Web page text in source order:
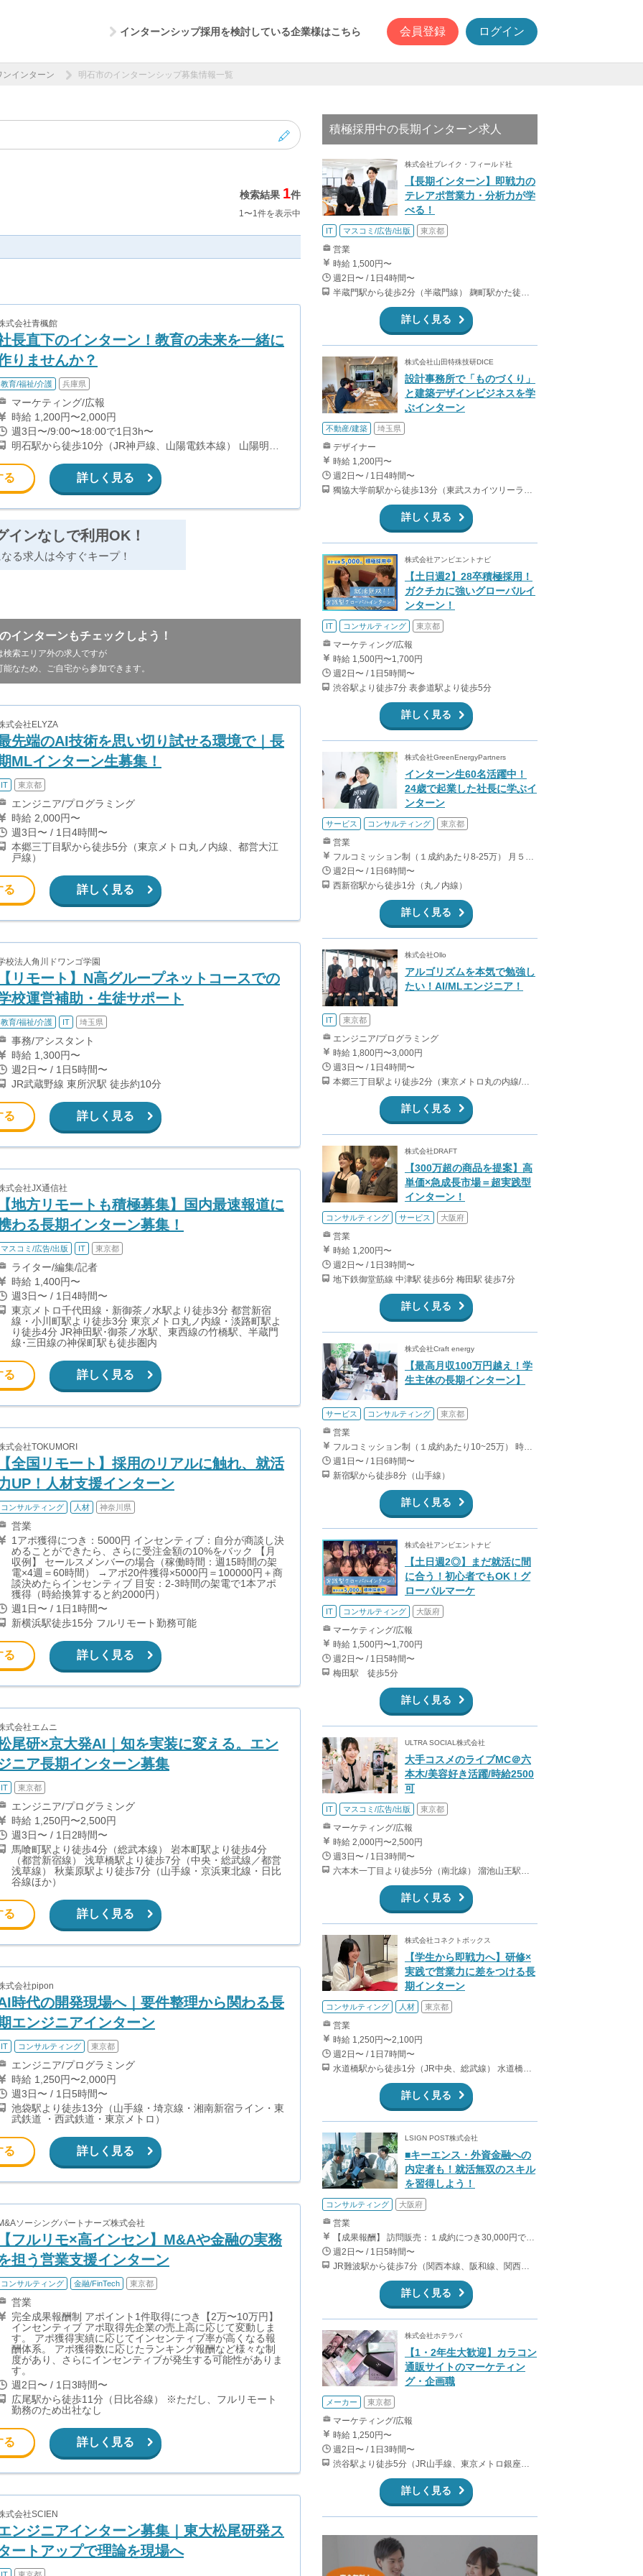
インターンシップ採用を検討している企業様はこちら 会員登録 ログイン
インターン 明石市のインターンシップ募集情報一覧
検索結果 1件
1〜1件を表示中
式会社青楓館
長直下のインターン！教育の未来を一緒に
りませんか？
教育/福祉/介護 兵庫県
マーケティング/広報
時給 1,200円〜2,000円
週3日〜/9:00〜18:00で1日3h〜
明石駅から徒歩10分（JR神戸線、山陽電鉄本線） 山陽明石
陽電鉄本線）
る 詳しく見る
インなしで利用OK！
る求人は今すぐキープ！
インターンもチェックしよう！
検索エリア外の求人ですが
なため、ご自宅から参加できます。
式会社ELYZA
先端のAI技術を思い切り試せる環境で｜長
MLインターン生募集！
IT 東京都
エンジニア/プログラミング
時給 2,000円〜
週3日〜 / 1日4時間〜
本郷三丁目駅から徒歩5分（東京メトロ丸ノ内線、都営大江
戸線）
る 詳しく見る
校法人角川ドワンゴ学園
リモート】N高グループネットコースでの
校運営補助・生徒サポート
教育/福祉/介護 IT 埼玉県
事務/アシスタント
時給 1,300円〜
週2日〜 / 1日5時間〜
JR武蔵野線 東所沢駅 徒歩約10分
る 詳しく見る
式会社JX通信社
地方リモートも積極募集】国内最速報道に
わる長期インターン募集！
マスコミ/広告/出版 IT 東京都
ライター/編集/記者
時給 1,400円〜
週3日〜 / 1日4時間〜
東京メトロ千代田線・新御茶ノ水駅より徒歩3分 都営新宿
線・小川町駅より徒歩3分 東京メトロ丸ノ内線・淡路町駅よ
り徒歩4分 JR神田駅･御茶ノ水駅、東西線の竹橋駅、半蔵門
線･三田線の神保町駅も徒歩圏内
る 詳しく見る
式会社TOKUMORI
全国リモート】採用のリアルに触れ、就活
UP！人材支援インターン
コンサルティング 人材 神奈川県
営業
1アポ獲得につき：5000円 インセンティブ：自分が商談し決
めることができたら、さらに受注金額の10%をバック 【月
収例】 セールスメンバーの場合（稼働時間：週15時間の架
電×4週＝60時間） →アポ20件獲得×5000円＝100000円＋商
談決めたらインセンティブ 目安：2-3時間の架電で1本アポ
獲得（時給換算すると約2000円）
週1日〜 / 1日1時間〜
新横浜駅徒歩15分 フルリモート勤務可能
る 詳しく見る
式会社エムニ
尾研×京大発AI｜知を実装に変える。エン
ニア長期インターン募集
IT 東京都
エンジニア/プログラミング
時給 1,250円〜2,500円
週3日〜 / 1日2時間〜
馬喰町駅より徒歩4分（総武本線） 岩本町駅より徒歩4分
（都営新宿線） 浅草橋駅より徒歩7分（中央・総武線／都営
浅草線） 秋葉原駅より徒歩7分（山手線・京浜東北線・日比
谷線ほか）
る 詳しく見る
式会社pipon
時代の開発現場へ｜要件整理から関わる長
エンジニアインターン
IT コンサルティング 東京都
エンジニア/プログラミング
時給 1,250円〜2,000円
週3日〜 / 1日5時間〜
池袋駅より徒歩13分（山手線・埼京線・湘南新宿ライン・東
武鉄道 ・西武鉄道・東京メトロ）
る 詳しく見る
ソーシングパートナーズ株式会社
フルリモ×高インセン】M&Aや金融の実務
担う営業支援インターン
コンサルティング 金融/FinTech 東京都
営業
完全成果報酬制 アポイント1件取得につき【2万〜10万円】
インセンティブ アポ取得先企業の売上高に応じて変動しま
す。 アポ獲得実績に応じてインセンティブ率が高くなる報
酬体系。 アポ獲得数に応じたランキング報酬など様々な制
度があり、さらにインセンティブが発生する可能性がありま
す。
週2日〜 / 1日3時間〜
広尾駅から徒歩11分（日比谷線） ※ただし、フルリモート
勤務のため出社なし
る 詳しく見る
式会社SCIEN
ンジニアインターン募集｜東大松尾研発ス
ートアップで理論を現場へ
積極採用中の長期インターン求人
株式会社ブレイク・フィールド社
【長期インターン】即戦力の
テレアポ営業力・分析力が学
べる！
IT マスコミ/広告/出版 東京都
営業
時給 1,500円〜
週2日〜 / 1日4時間〜
半蔵門駅から徒歩2分（半蔵門線） 麹町駅かた徒歩10分（有楽町線）
詳しく見る
株式会社山田特殊技研DICE
設計事務所で「ものづくり」
と建築デザインビジネスを学
ぶインターン
不動産/建築 埼玉県
デザイナー
時給 1,200円〜
週2日〜 / 1日4時間〜
獨協大学前駅から徒歩13分（東武スカイツリーライン、東武伊勢崎線、東武日光線、鬼怒川線）
詳しく見る
株式会社アンビエントナビ
【土日週2】28卒積極採用！
ガクチカに強いグローバルイ
ンターン！
IT コンサルティング 東京都
マーケティング/広報
時給 1,500円〜1,700円
週2日〜 / 1日5時間〜
渋谷駅より徒歩7分 表参道駅より徒歩5分
詳しく見る
株式会社GreenEnergyPartners
インターン生60名活躍中！
24歳で起業した社長に学ぶイ
ンターン
サービス コンサルティング 東京都
営業
フルコミッション制（１成約あたり8-25万） 月５０万以上稼ぐインターン生も多数います！ ■収入例 ○入社１ヶ月目（明治大学2年生） 役職：アポインター 月間１契約×８万円＝８万円 ＋交通費 ○入社３ヶ月目（東京大学２年生） 役職：アポインター（ランク：ブロンズ） 月間３契約×10万円＝30万円 ＋交通費 ○入社６ヶ月目（早稲田大学３年生） 役職：アポインター（ランク：シルバー） 月間５契約×12万円＝60万円 ＋交通費 ○入社15ヶ月目（慶應大学３年生） 役職：クローザー 月間３契約×25万＝75万円 ＋交通費
週2日〜 / 1日6時間〜
西新宿駅から徒歩1分（丸ノ内線）
詳しく見る
株式会社Ollo
アルゴリズムを本気で勉強し
たい！AI/MLエンジニア！
IT 東京都
エンジニア/プログラミング
時給 1,800円〜3,000円
週3日〜 / 1日4時間〜
本郷三丁目駅より徒歩2分（東京メトロ丸の内線/都営地下鉄大江戸線）
詳しく見る
株式会社DRAFT
【300万超の商品を提案】高
単価×急成長市場＝超実践型
インターン！
コンサルティング サービス 大阪府
営業
時給 1,200円〜
週2日〜 / 1日3時間〜
地下鉄御堂筋線 中津駅 徒歩6分 梅田駅 徒歩7分
詳しく見る
株式会社Craft energy
【最高月収100万円越え！学
生主体の長期インターン】
サービス コンサルティング 東京都
営業
週1日〜 / 1日6時間〜
新宿駅から徒歩8分（山手線）
詳しく見る
株式会社アンビエントナビ
【土日週2◎】まだ就活に間
に合う！初心者でもOK！グ
ローバルマーケ
IT コンサルティング 大阪府
マーケティング/広報
時給 1,500円〜1,700円
週2日〜 / 1日5時間〜
梅田駅 徒歩5分
詳しく見る
ULTRA SOCIAL株式会社
大手コスメのライブMC＠六
本木/美容好き活躍/時給2500
可
IT マスコミ/広告/出版 東京都
マーケティング/広報
時給 2,000円〜2,500円
週3日〜 / 1日3時間〜
詳しく見る
株式会社コネクトボックス
【学生から即戦力へ】研修×
実践で営業力に差をつける長
期インターン
コンサルティング 人材 東京都
営業
時給 1,250円〜2,100円
週2日〜 / 1日7時間〜
詳しく見る
LSIGN POST株式会社
■キーエンス・外資金融への
内定者も！就活無双のスキル
を習得しよう！
コンサルティング 大阪府
営業
週2日〜 / 1日5時間〜
詳しく見る
株式会社ホテラバ
【1・2年生大歓迎】カラコン
通販サイトのマーケティン
グ・企画職
メーカー 東京都
マーケティング/広報
時給 1,250円〜
週2日〜 / 1日3時間〜
詳しく見る